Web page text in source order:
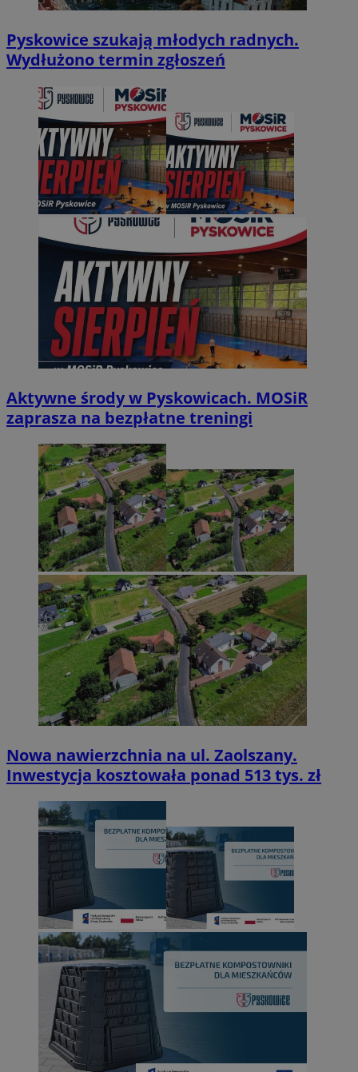
Pyskowice szukają młodych radnych.
Wydłużono termin zgłoszeń
Aktywne środy w Pyskowicach. MOSiR
zaprasza na bezpłatne treningi
Nowa nawierzchnia na ul. Zaolszany.
Inwestycja kosztowała ponad 513 tys. zł